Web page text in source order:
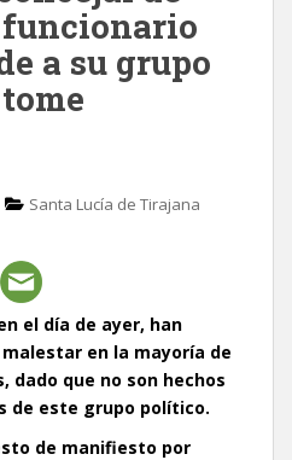
funcionario
a su grupo
Santa Lucía de Tirajana
el día de ayer, han
en la mayoría de
dado que no son hechos
de este grupo político.
de manifiesto por